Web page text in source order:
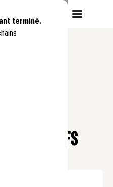
terminé.
: LES CHEFS